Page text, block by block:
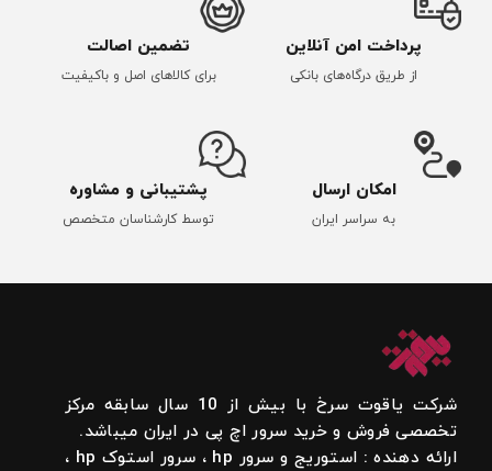
پرداخت امن آنلاین
از طریق درگاه‌های بانکی
تضمین اصالت
برای کالاهای اصل و باکیفیت
امکان ارسال
به سراسر ایران
پشتیبانی و مشاوره
توسط کارشناسان متخصص
شرکت یاقوت سرخ با بیش از 10 سال سابقه مرکز
تخصصی فروش و خرید سرور اچ پی در ایران میباشد.
ارائه دهنده : استوریج و سرور hp ، سرور استوک hp ،